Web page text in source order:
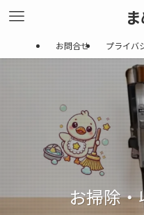
お問合せ プライバ
お掃除